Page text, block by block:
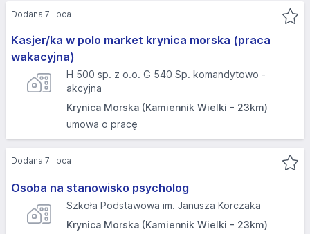
Kasjer/ka w polo market krynica morska (praca
wakacyjna)
H 500 sp. z o.o. G 540 Sp. komandytowo -
akcyjna
Krynica Morska (Kamiennik Wielki - 23km)
umowa o pracę
Dodana 7 lipca
Osoba na stanowisko psycholog
Szkoła Podstawowa im. Janusza Korczaka
Krynica Morska (Kamiennik Wielki - 23km)
Dodana 7 lipca